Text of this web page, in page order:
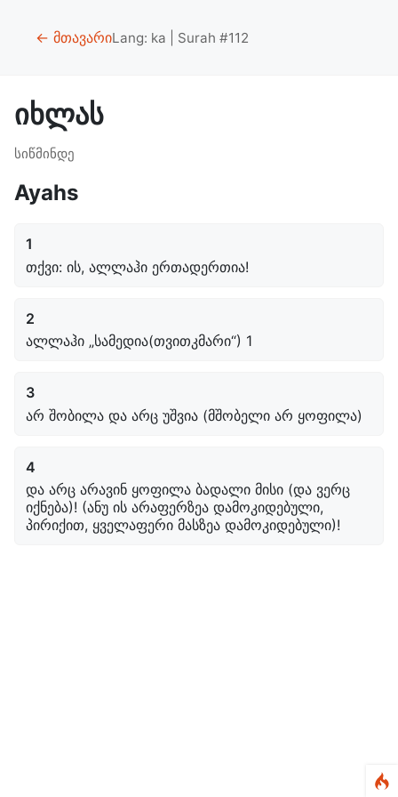
← მთავარიLang: ka | Surah #112
იხლას
სიწმინდე
Ayahs
1
თქვი: ის, ალლაჰი ერთადერთია!
2
ალლაჰი „სამედია(თვითკმარი“) 1
3
არ შობილა და არც უშვია (მშობელი არ ყოფილა)
4
და არც არავინ ყოფილა ბადალი მისი (და ვერც
იქნება)! (ანუ ის არაფერზეა დამოკიდებული,
პირიქით, ყველაფერი მასზეა დამოკიდებული)!